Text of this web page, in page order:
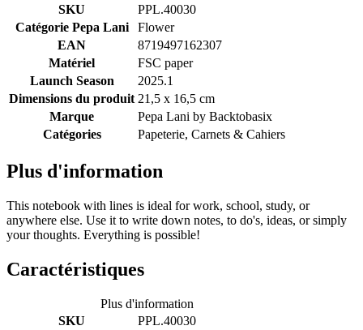
SKU
PPL.40030
Catégorie Pepa Lani
Flower
EAN
8719497162307
Matériel
FSC paper
Launch Season
2025.1
Dimensions du produit 21,5 x 16,5 cm
Marque
Pepa Lani by Backtobasix
Catégories
Papeterie, Carnets & Cahiers
Plus d'information
This notebook with lines is ideal for work, school, study, or
anywhere else. Use it to write down notes, to do's, ideas, or simply
your thoughts. Everything is possible!
Caractéristiques
Plus d'information
SKU
PPL.40030